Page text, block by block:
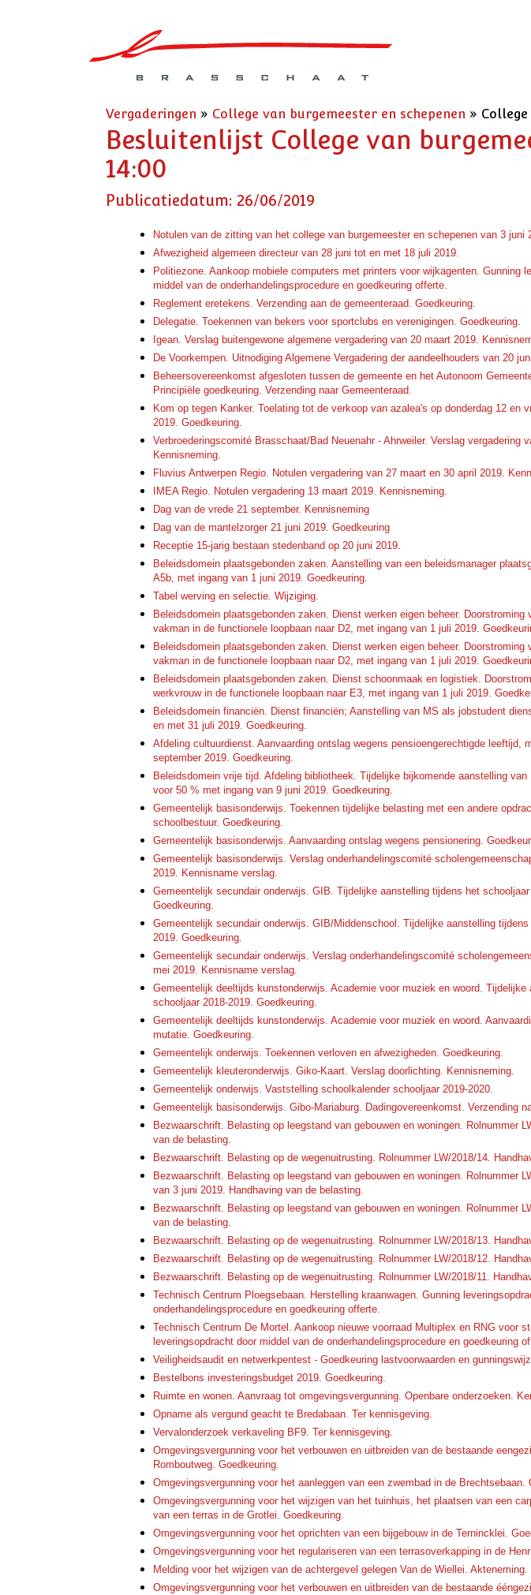
Vergaderingen » College van burgemeester en schepenen »
Besluitenlijst College van
14:00
Publicatiedatum: 26/06/2019
Notulen van de zitting van het college van burgemeester en schepenen van 3 juni
Afwezigheid algemeen directeur van 28 juni tot en met 18 juli 2019.
Politiezone. Aankoop mobiele computers met printers voor wijkagenten. Gunning
middel van de onderhandelingsprocedure en goedkeuring offerte.
Reglement eretekens. Verzending aan de gemeenteraad. Goedkeuring.
Delegatie. Toekennen van bekers voor sportclubs en verenigingen. Goedkeuring.
Igean. Verslag buitengewone algemene vergadering van 20 maart 2019.
De Voorkempen. Uitnodiging Algemene Vergadering der aandeelhouders van 20
Beheersovereenkomst afgesloten tussen de gemeente en het Autonoom
Principiële goedkeuring. Verzending naar Gemeenteraad.
Kom op tegen Kanker. Toelating tot de verkoop van azalea's op donderdag 12 en
2019. Goedkeuring.
Verbroederingscomité Brasschaat/Bad Neuenahr - Ahrweiler. Verslag vergadering
Kennisneming.
Fluvius Antwerpen Regio. Notulen vergadering van 27 maart en 30 april 2019.
IMEA Regio. Notulen vergadering 13 maart 2019. Kennisneming.
Dag van de vrede 21 september. Kennisneming
Dag van de mantelzorger 21 juni 2019. Goedkeuring
Receptie 15-jarig bestaan stedenband op 20 juni 2019.
Beleidsdomein plaatsgebonden zaken. Aanstelling van een beleidsmanager
A5b, met ingang van 1 juni 2019. Goedkeuring.
Tabel werving en selectie. Wijziging.
Beleidsdomein plaatsgebonden zaken. Dienst werken eigen beheer. Doorstroming
vakman in de functionele loopbaan naar D2, met ingang van 1 juli 2019.
Beleidsdomein plaatsgebonden zaken. Dienst werken eigen beheer. Doorstroming
vakman in de functionele loopbaan naar D2, met ingang van 1 juli 2019.
Beleidsdomein plaatsgebonden zaken. Dienst schoonmaak en logistiek.
werkvrouw in de functionele loopbaan naar E3, met ingang van 1 juli 2019.
Beleidsdomein financiën. Dienst financiën; Aanstelling van MS als jobstudent
en met 31 juli 2019. Goedkeuring.
Afdeling cultuurdienst. Aanvaarding ontslag wegens pensioengerechtigde leeftijd,
september 2019. Goedkeuring.
Beleidsdomein vrije tijd. Afdeling bibliotheek. Tijdelijke bijkomende aanstelling
voor 50 % met ingang van 9 juni 2019. Goedkeuring.
Gemeentelijk basisonderwijs. Toekennen tijdelijke belasting met een andere
schoolbestuur. Goedkeuring.
Gemeentelijk basisonderwijs. Aanvaarding ontslag wegens pensionering.
Gemeentelijk basisonderwijs. Verslag onderhandelingscomité
2019. Kennisname verslag.
Gemeentelijk secundair onderwijs. GIB. Tijdelijke aanstelling tijdens het schooljaar
Goedkeuring.
Gemeentelijk secundair onderwijs. GIB/Middenschool. Tijdelijke aanstelling
2019. Goedkeuring.
Gemeentelijk secundair onderwijs. Verslag onderhandelingscomité
mei 2019. Kennisname verslag.
Gemeentelijk deeltijds kunstonderwijs. Academie voor muziek en woord. Tijdelijke
schooljaar 2018-2019. Goedkeuring.
Gemeentelijk deeltijds kunstonderwijs. Academie voor muziek en woord.
mutatie. Goedkeuring.
Gemeentelijk onderwijs. Toekennen verloven en afwezigheden. Goedkeuring.
Gemeentelijk kleuteronderwijs. Giko-Kaart. Verslag doorlichting. Kennisneming.
Gemeentelijk onderwijs. Vaststelling schoolkalender schooljaar 2019-2020.
Gemeentelijk basisonderwijs. Gibo-Mariaburg. Dadingovereenkomst. Verzending
Bezwaarschrift. Belasting op leegstand van gebouwen en woningen. Rolnummer
van de belasting.
Bezwaarschrift. Belasting op de wegenuitrusting. Rolnummer LW/2018/14.
Bezwaarschrift. Belasting op leegstand van gebouwen en woningen. Rolnummer
van 3 juni 2019. Handhaving van de belasting.
Bezwaarschrift. Belasting op leegstand van gebouwen en woningen. Rolnummer
van de belasting.
Bezwaarschrift. Belasting op de wegenuitrusting. Rolnummer LW/2018/13.
Bezwaarschrift. Belasting op de wegenuitrusting. Rolnummer LW/2018/12.
Bezwaarschrift. Belasting op de wegenuitrusting. Rolnummer LW/2018/11.
Technisch Centrum Ploegsebaan. Herstelling kraanwagen. Gunning
onderhandelingsprocedure en goedkeuring offerte.
Technisch Centrum De Mortel. Aankoop nieuwe voorraad Multiplex en RNG voor
leveringsopdracht door middel van de onderhandelingsprocedure en goedkeuring
Veiligheidsaudit en netwerkpentest - Goedkeuring lastvoorwaarden en
Bestelbons investeringsbudget 2019. Goedkeuring.
Ruimte en wonen. Aanvraag tot omgevingsvergunning. Openbare onderzoeken.
Opname als vergund geacht te Bredabaan. Ter kennisgeving.
Vervalonderzoek verkaveling BF9. Ter kennisgeving.
Omgevingsvergunning voor het verbouwen en uitbreiden van de bestaande
Romboutweg. Goedkeuring.
Omgevingsvergunning voor het aanleggen van een zwembad in de Brechtsebaan.
Omgevingsvergunning voor het wijzigen van het tuinhuis, het plaatsen van een
van een terras in de Grotlei. Goedkeuring.
Omgevingsvergunning voor het oprichten van een bijgebouw in de Ternincklei.
Omgevingsvergunning voor het regulariseren van een terrasoverkapping in de
Melding voor het wijzigen van de achtergevel gelegen Van de Wiellei. Akteneming.
Omgevingsvergunning voor het verbouwen en uitbreiden van de bestaande